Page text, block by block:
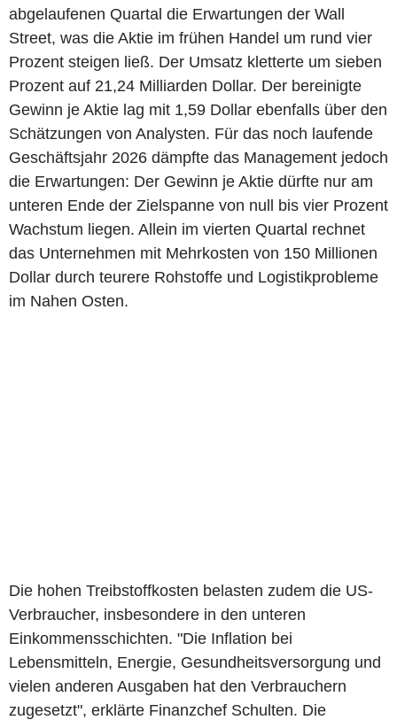
abgelaufenen Quartal die Erwartungen der Wall
Street, was die Aktie im frühen Handel um rund vier
Prozent steigen ließ. Der Umsatz kletterte um sieben
Prozent auf 21,24 Milliarden Dollar. Der bereinigte
Gewinn je Aktie lag mit 1,59 Dollar ebenfalls über den
Schätzungen von Analysten. Für das noch laufende
Geschäftsjahr 2026 dämpfte das Management jedoch
die Erwartungen: Der Gewinn je Aktie dürfte nur am
unteren Ende der Zielspanne von null bis vier Prozent
Wachstum liegen. Allein im vierten Quartal rechnet
das Unternehmen mit Mehrkosten von 150 Millionen
Dollar durch teurere Rohstoffe und Logistikprobleme
im Nahen Osten.
Die hohen Treibstoffkosten belasten zudem die US-
Verbraucher, insbesondere in den unteren
Einkommensschichten. "Die Inflation bei
Lebensmitteln, Energie, Gesundheitsversorgung und
vielen anderen Ausgaben hat den Verbrauchern
zugesetzt", erklärte Finanzchef Schulten. Die